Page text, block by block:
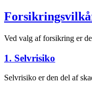
Ved valg af forsikring er
1. Selvrisiko
Selvrisiko er den del af